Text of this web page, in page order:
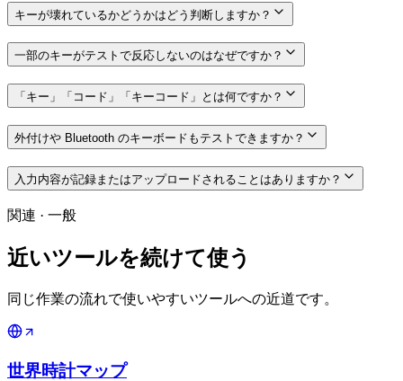
キーが壊れているかどうかはどう判断しますか？
一部のキーがテストで反応しないのはなぜですか？
「キー」「コード」「キーコード」とは何ですか？
外付けや Bluetooth のキーボードもテストできますか？
入力内容が記録またはアップロードされることはありますか？
関連 · 一般
近いツールを続けて使う
同じ作業の流れで使いやすいツールへの近道です。
世界時計マップ